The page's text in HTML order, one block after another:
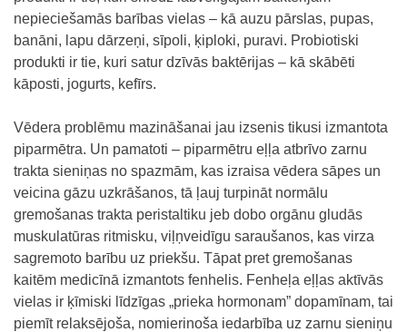
nepieciešamās barības vielas – kā auzu pārslas, pupas,
banāni, lapu dārzeņi, sīpoli, ķiploki, puravi. Probiotiski
produkti ir tie, kuri satur dzīvās baktērijas – kā skābēti
kāposti, jogurts, kefīrs.
Vēdera problēmu mazināšanai jau izsenis tikusi izmantota
piparmētra. Un pamatoti – piparmētru eļļa atbrīvo zarnu
trakta sieniņas no spazmām, kas izraisa vēdera sāpes un
veicina gāzu uzkrāšanos, tā ļauj turpināt normālu
gremošanas trakta peristaltiku jeb dobo orgānu gludās
muskulatūras ritmisku, viļņveidīgu saraušanos, kas virza
sagremoto barību uz priekšu. Tāpat pret gremošanas
kaitēm medicīnā izmantots fenhelis. Fenheļa eļļas aktīvās
vielas ir ķīmiski līdzīgas „prieka hormonam” dopamīnam, tai
piemīt relaksējoša, nomierinoša iedarbība uz zarnu sieniņu